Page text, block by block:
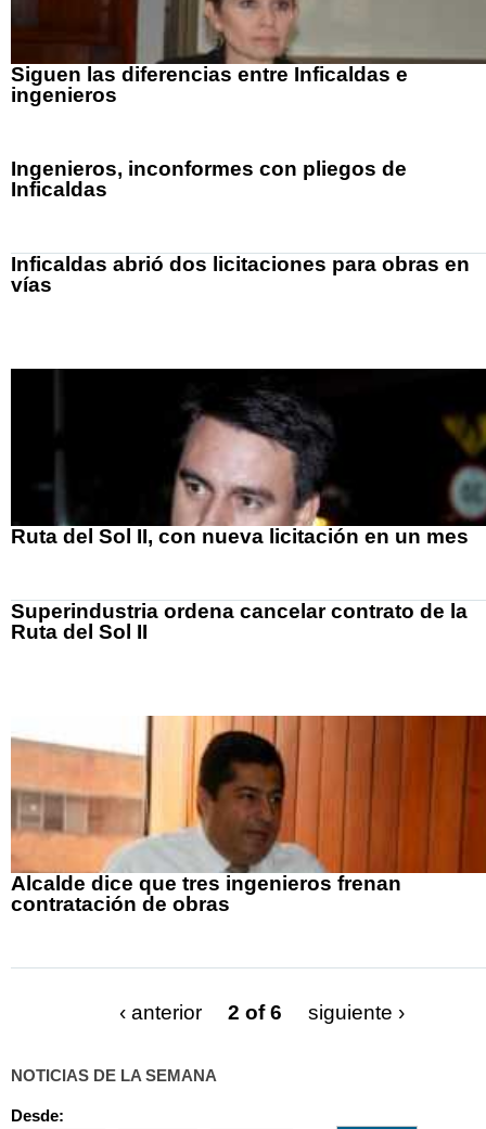
Siguen las diferencias entre Inficaldas e
ingenieros
Ingenieros, inconformes con pliegos de
Inficaldas
Inficaldas abrió dos licitaciones para obras en
vías
Ruta del Sol II, con nueva licitación en un mes
Superindustria ordena cancelar contrato de la
Ruta del Sol II
Alcalde dice que tres ingenieros frenan
contratación de obras
‹ anterior 2 of 6 siguiente ›
NOTICIAS DE LA SEMANA
Desde: